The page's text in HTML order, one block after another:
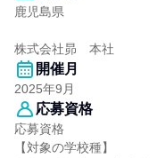
鹿児島県
株式会社昴 本社
開催月
2025年9月
応募資格
応募資格
【対象の学校種】